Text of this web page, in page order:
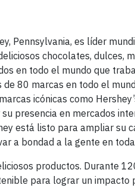
Pennsylvania, es líder
chocolates, dulces,
en todo el mundo que
80 marcas en todo el
icónicas como
presencia en mercados
está listo para ampliar su
a bondad a la gente en
productos. Durante
para lograr un impacto